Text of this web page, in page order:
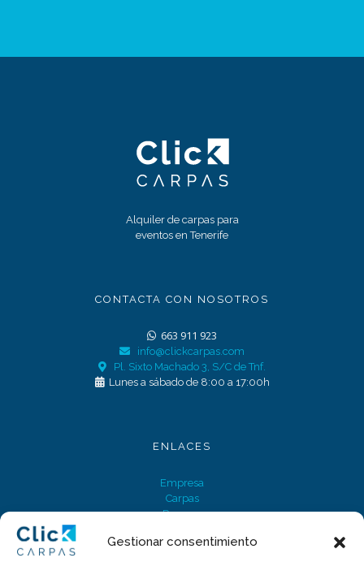
Gestionar consentimiento
Alquiler de carpas para
eventos en Tenerife
CONTACTA CON NOSOTROS
663 911 923
info@clickcarpas.com
Pl. Sixto Machado 3, S/C de Tnf.
Lunes a sábado de 8:00 a 17:00h
ENLACES
Empresa
Carpas
Reserva